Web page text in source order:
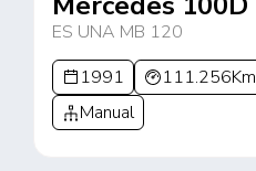
ES UNA MB 120
1991 111.256Km
Manual